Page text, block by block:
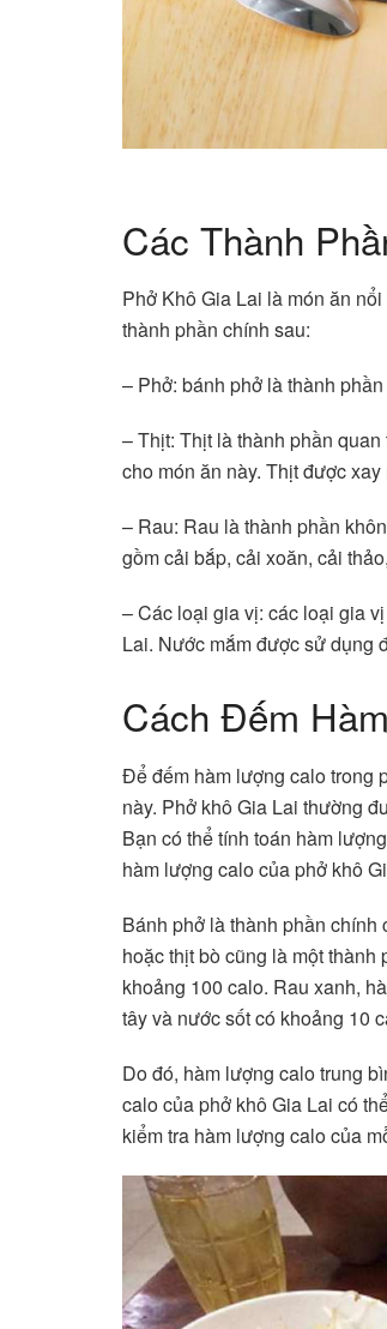
Các Thành
Phở Khô Gia Lai là món ăn
thành phần chính sau:
– Phở: bánh phở là thành
– Thịt: Thịt là thành phần
cho món ăn này. Thịt được
– Rau: Rau là thành phần
gồm cải bắp, cải xoăn, cải
– Các loại gia vị: các loại gia
Lai. Nước mắm được sử dụng
Cách Đếm
Để đếm hàm lượng calo trong
này. Phở khô Gia Lai thường
Bạn có thể tính toán hàm
hàm lượng calo của phở khô
Bánh phở là thành phần
hoặc thịt bò cũng là một
khoảng 100 calo. Rau xanh,
tây và nước sốt có khoảng 10
Do đó, hàm lượng calo trung
calo của phở khô Gia Lai có
kiểm tra hàm lượng calo của